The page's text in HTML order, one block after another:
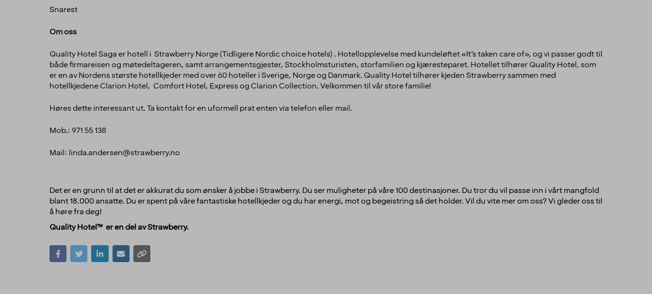
Snarest
Om oss
Quality Hotel Saga er hotell i Strawberry Norge (Tidligere Nordic choice hotels) . Hotellopplevelse med kundeløftet «It’s taken care of», og vi passer godt til
både firmareisen og møtedeltageren, samt arrangementsgjester, Stockholmsturisten, storfamilien og kjæresteparet. Hotellet tilhører Quality Hotel, som
er en av Nordens største hotellkjeder med over 60 hoteller i Sverige, Norge og Danmark. Quality Hotel tilhører kjeden Strawberry sammen med
hotellkjedene Clarion Hotel, Comfort Hotel, Express og Clarion Collection. Velkommen til vår store familie!
Høres dette interessant ut. Ta kontakt for en uformell prat enten via telefon eller mail.
Mob.: 971 55 138
Mail: linda.andersen@strawberry.no
Det er en grunn til at det er akkurat du som ønsker å jobbe i Strawberry. Du ser muligheter på våre 100 destinasjoner. Du tror du vil passe inn i vårt mangfold
blant 18.000 ansatte. Du er spent på våre fantastiske hotellkjeder og du har energi, mot og begeistring så det holder. Vil du vite mer om oss? Vi gleder oss til
å høre fra deg!
Quality Hotel™ er en del av Strawberry.